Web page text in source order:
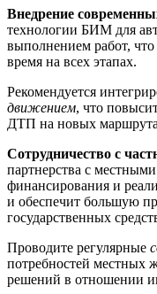
Внедрение
технологии БИМ для
выполнением работ,
время на всех этапах.
Рекомендуется
движением, что
ДТП на новых
Сотрудничество с
партнерства с
финансирования и
и обеспечит большую
государственных
Проводите регулярные
потребностей местных
решений в отношении